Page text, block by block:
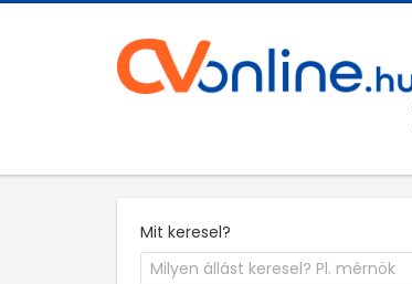
Mit keresel?